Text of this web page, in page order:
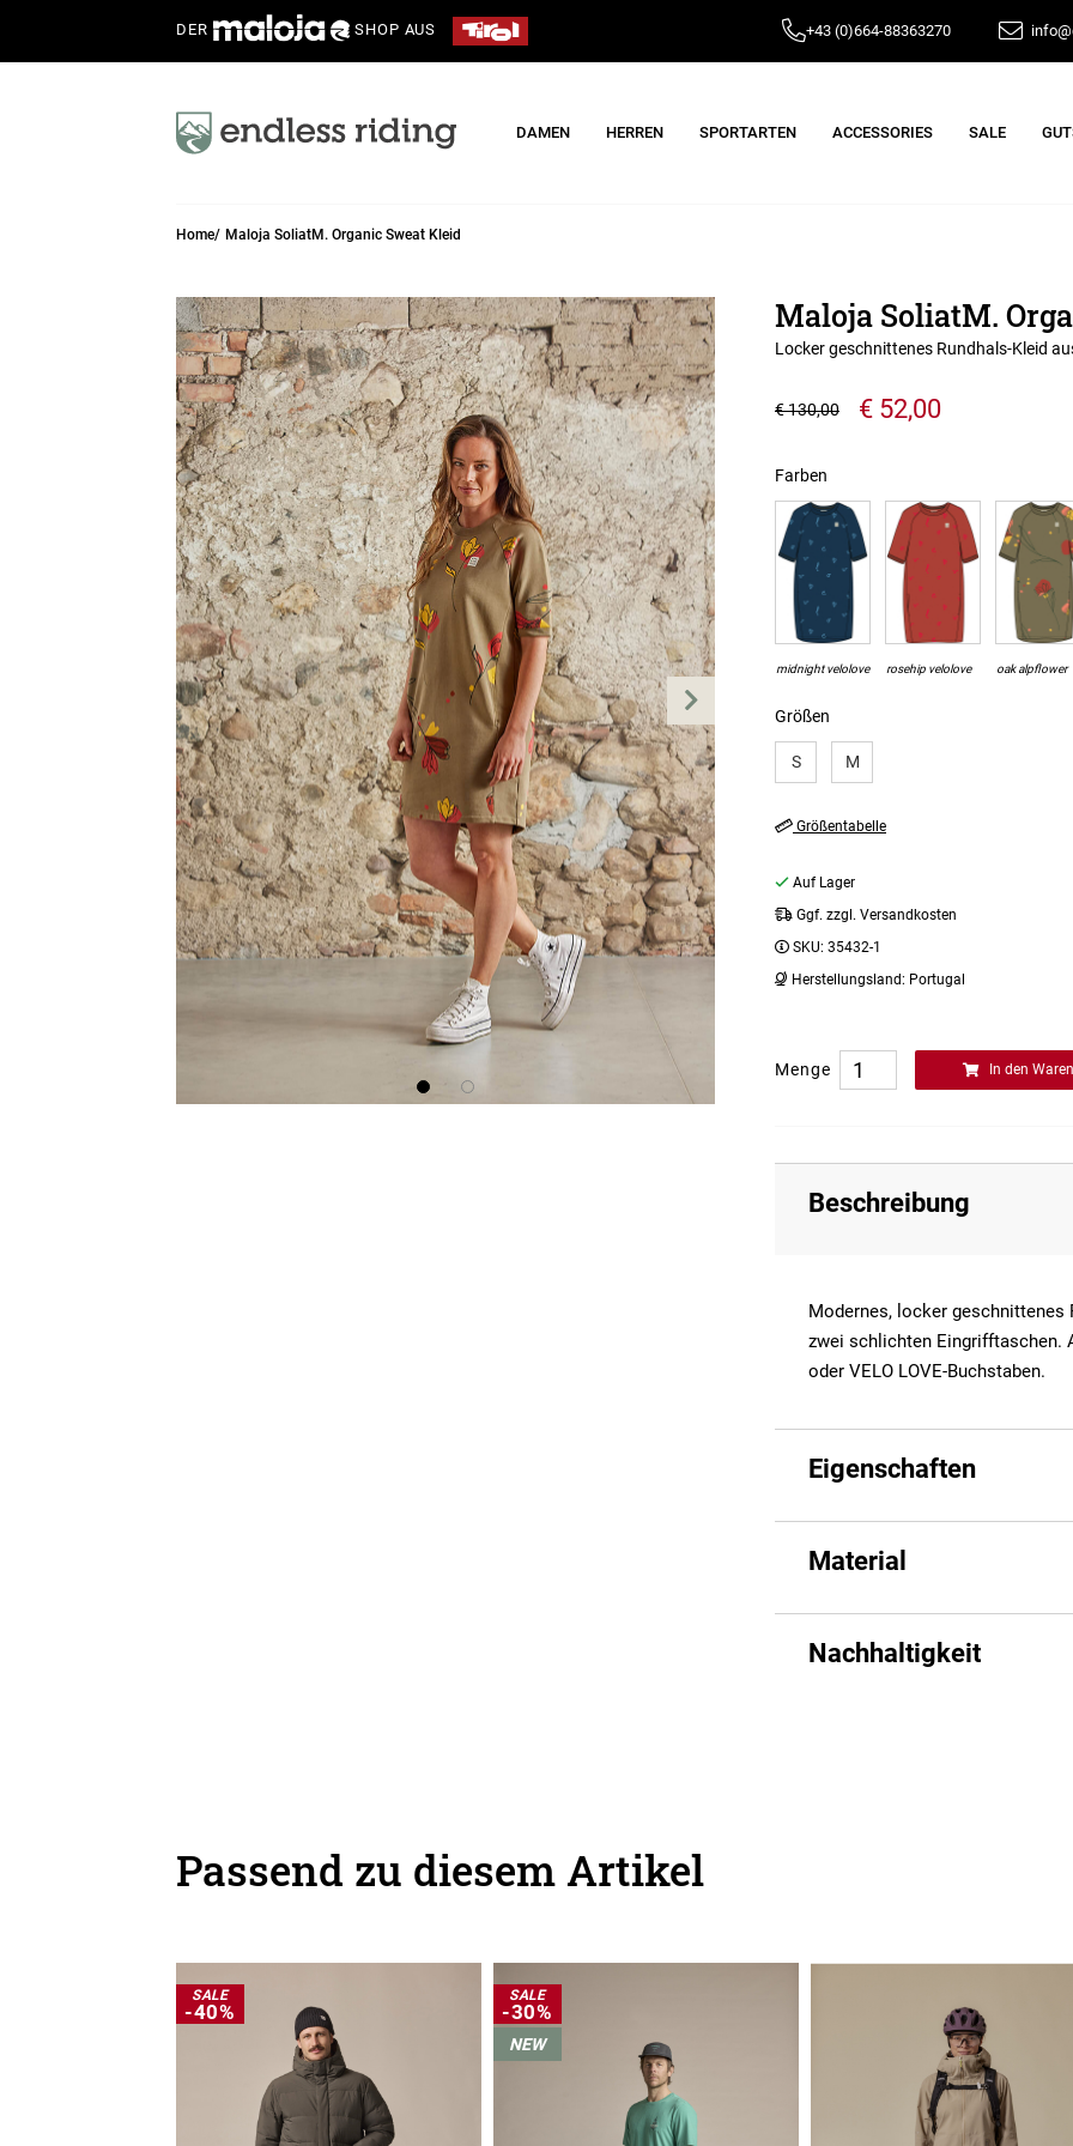
DER SHOP AUS +43 (0)664-88363270
DAMEN HERREN SPORTARTEN ACCESSORIES SALE
Home Maloja SoliatM. Organic Sweat Kleid
Maloja SoliatM.
Locker geschnittenes Rundhals-Kleid
€ 52,00
€ 130,00
Größen
S M
Farben
midnight velolove rosehip velolove oak alpflower
Größentabelle
Auf Lager
Ggf. zzgl. Versandkosten
SKU: 35432-1
Herstellungsland: Portugal
Menge In den
Beschreibung
Modernes, locker geschnittenes
zwei schlichten Eingrifftaschen.
oder VELO LOVE-Buchstaben.
Eigenschaften
Material
Nachhaltigkeit
Passend zu diesem Artikel
SALE
-40%
SALE
-30%
NEW